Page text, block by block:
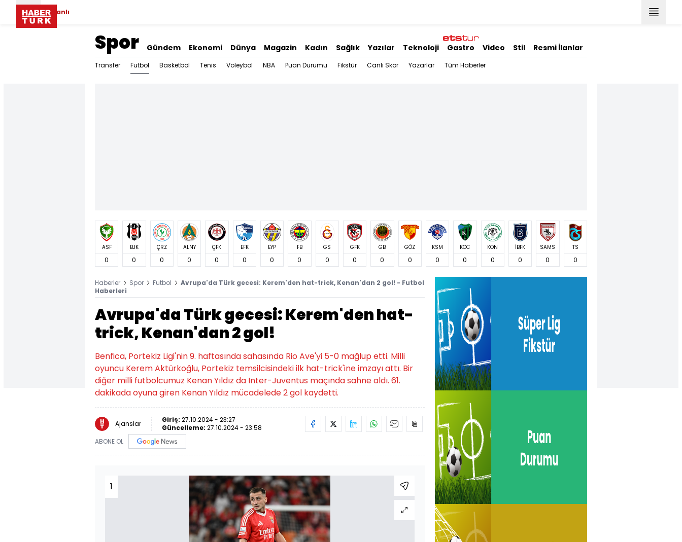
Canlı
Spor Gündem Ekonomi Dünya Magazin Kadın Sağlık Yazılar Teknoloji Gastro Video Stil Resmi İlanlar
Transfer Futbol Basketbol Tenis Voleybol NBA Puan Durumu Fikstür Canlı Skor Yazarlar Tüm Haberler
ASF
0
BJK
0
ÇRZ
0
ALNY
0
ÇFK
0
EFK
0
EYP
0
FB
0
GS
0
GFK
0
GB
0
GÖZ
0
KSM
0
KOC
0
KON
0
İBFK
0
SAMS
0
TS
0
Haberler Spor Futbol
Avrupa'da Türk gecesi: Kerem'den hat-trick, Kenan'dan 2 gol! - Futbol
Haberleri
Avrupa'da Türk gecesi: Kerem'den hat-
trick, Kenan'dan 2 gol!
Benfica, Portekiz Ligi'nin 9. haftasında sahasında Rio Ave'yi 5-0 mağlup etti. Milli
oyuncu Kerem Aktürkoğlu, Portekiz temsilcisindeki ilk hat-trick'ine imzayı attı. Bir
diğer milli futbolcumuz Kenan Yıldız da Inter-Juventus maçında sahne aldı. 61.
dakikada oyuna giren Kenan Yıldız mücadelede 2 gol kaydetti.
Ajanslar Giriş: 27.10.2024 - 23:27
Güncelleme: 27.10.2024 - 23:58
ABONE OL
1